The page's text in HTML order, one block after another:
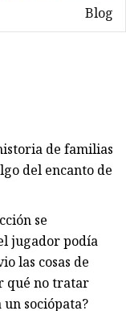
Blog
de familias
del encanto de
se
jugador podía
las cosas de
qué no tratar
sociópata?